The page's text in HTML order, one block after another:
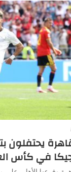
يحتفلون
في كأس